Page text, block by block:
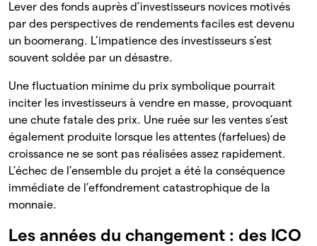
Lever des fonds auprès d’investisseurs novices motivés
par des perspectives de rendements faciles est devenu
un boomerang. L’impatience des investisseurs s’est
souvent soldée par un désastre.
Une fluctuation minime du prix symbolique pourrait
inciter les investisseurs à vendre en masse, provoquant
une chute fatale des prix. Une ruée sur les ventes s’est
également produite lorsque les attentes (farfelues) de
croissance ne se sont pas réalisées assez rapidement.
L’échec de l’ensemble du projet a été la conséquence
immédiate de l’effondrement catastrophique de la
monnaie.
Les années du changement : des ICO